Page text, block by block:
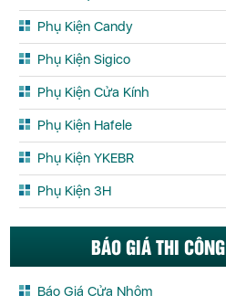
Phụ Kiện Candy
Phụ Kiện Sigico
Phụ Kiện Cửa Kính
Phụ Kiện Hafele
Phụ Kiện YKEBR
Phụ Kiện 3H
BÁO GIÁ THI CÔNG
Báo Giá Cửa Nhôm